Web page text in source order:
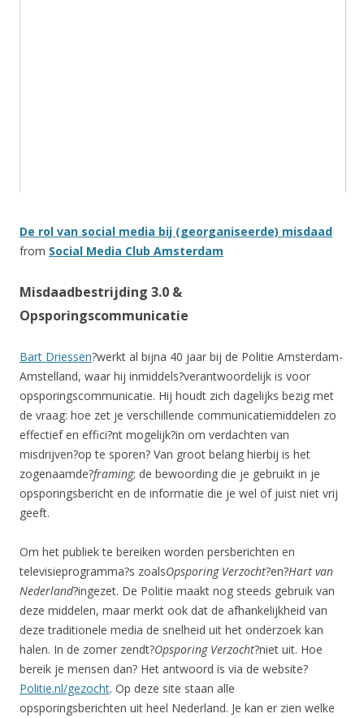
De rol van social media bij (georganiseerde) misdaad
from Social Media Club Amsterdam
Misdaadbestrijding 3.0 &
Opsporingscommunicatie
Bart Driessen?werkt al bijna 40 jaar bij de Politie Amsterdam-
Amstelland, waar hij inmiddels?verantwoordelijk is voor
opsporingscommunicatie. Hij houdt zich dagelijks bezig met
de vraag: hoe zet je verschillende communicatiemiddelen zo
effectief en effici?nt mogelijk?in om verdachten van
misdrijven?op te sporen? Van groot belang hierbij is het
zogenaamde?framing; de bewoording die je gebruikt in je
opsporingsbericht en de informatie die je wel of juist niet vrij
geeft.
Om het publiek te bereiken worden persberichten en
televisieprogramma?s zoalsOpsporing Verzocht?en?Hart van
Nederland?ingezet. De Politie maakt nog steeds gebruik van
deze middelen, maar merkt ook dat de afhankelijkheid van
deze traditionele media de snelheid uit het onderzoek kan
halen. In de zomer zendt?Opsporing Verzocht?niet uit. Hoe
bereik je mensen dan? Het antwoord is via de website?
Politie.nl/gezocht. Op deze site staan alle
opsporingsberichten uit heel Nederland. Je kan er zien welke